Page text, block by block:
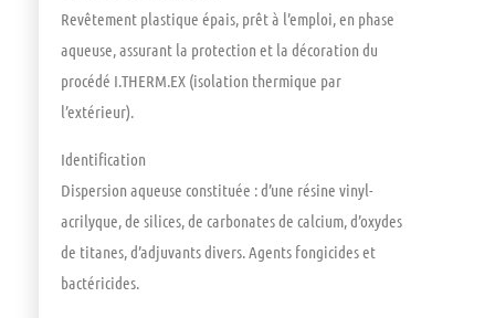
Revêtement plastique épais, prêt à l’emploi, en phase
aqueuse, assurant la protection et la décoration du
procédé I.THERM.EX (isolation thermique par
l’extérieur).
Identification
Dispersion aqueuse constituée : d’une résine vinyl-
acrilyque, de silices, de carbonates de calcium, d’oxydes
de titanes, d’adjuvants divers. Agents fongicides et
bactéricides.